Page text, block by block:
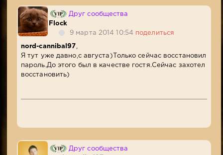
Друг сообщества
Flock
9 марта 2014 10:54
поделиться
nord-cannibal97 ,
Я тут уже давно,с августа)Только сейчас восстановил
пароль.До этого был в качестве гостя.Сейчас захотел
восстановить)
Друг сообщества